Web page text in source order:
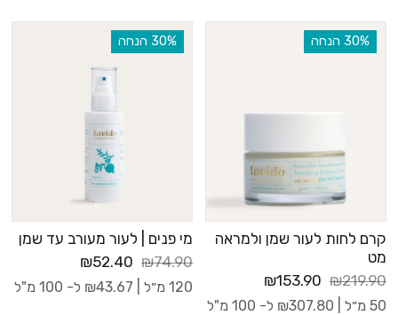
‫30% הנחה
קרם לחות לעור שמן ולמראה
מט
₪219.90
₪153.90
50 מ״ל | ₪307.80 ל- 100 מ"ל
‫30% הנחה
מי פנים | לעור מעורב עד שמן
₪74.90
₪52.40
120 מ״ל | ₪43.67 ל- 100 מ"ל